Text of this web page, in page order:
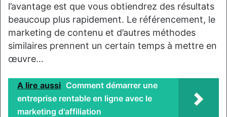
l’avantage est que vous obtiendrez des résultats
beaucoup plus rapidement. Le référencement, le
marketing de contenu et d’autres méthodes
similaires prennent un certain temps à mettre en
œuvre…
A lire aussi Comment démarrer une
entreprise rentable en ligne avec le
marketing d'affiliation